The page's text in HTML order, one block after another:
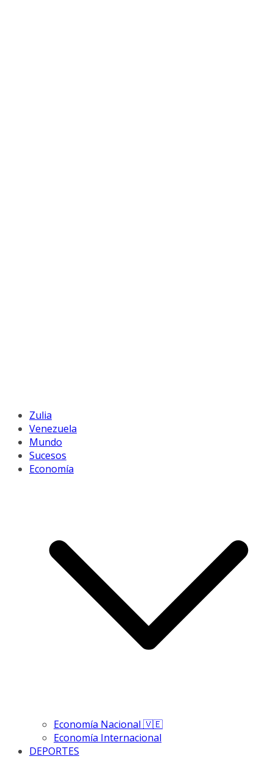
Zulia
Venezuela
Mundo
Sucesos
Economía
Economía Nacional 🇻🇪
Economía Internacional
DEPORTES